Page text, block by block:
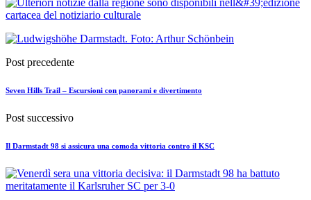
Post precedente
Seven Hills Trail – Escursioni con panorami e divertimento
Post successivo
Il Darmstadt 98 si assicura una comoda vittoria contro il KSC